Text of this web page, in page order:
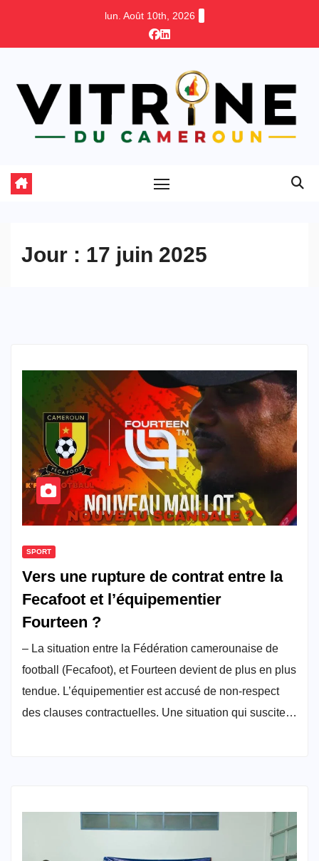
lun. Août 10th, 2026
Jour : 17 juin 2025
SPORT
Vers une rupture de contrat entre la
Fecafoot et l’équipementier
Fourteen ?
– La situation entre la Fédération camerounaise de
football (Fecafoot), et Fourteen devient de plus en plus
tendue. L’équipementier est accusé de non-respect
des clauses contractuelles. Une situation qui suscite…